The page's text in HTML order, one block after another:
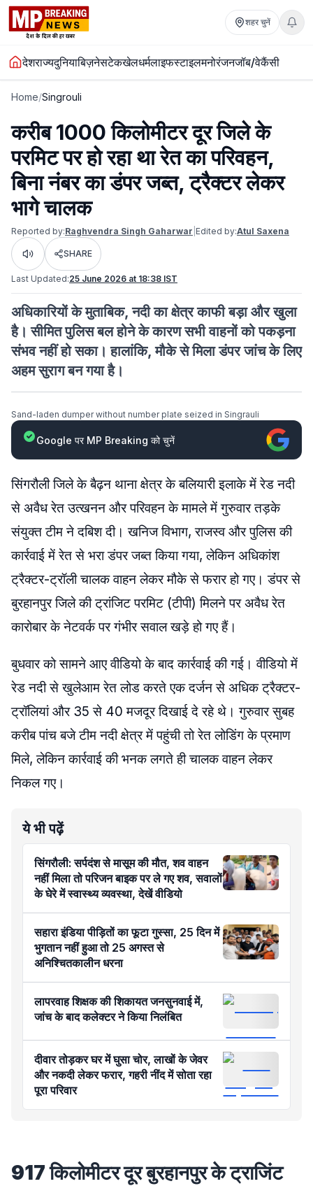
शहर चुनें
देशराज्यदुनियाबिज़नेसटेकखेलधर्मलाइफस्टाइलमनोरंजनजॉब/वेकैंसी
Home/Singrouli
करीब 1000 किलोमीटर दूर जिले के
परमिट पर हो रहा था रेत का परिवहन,
बिना नंबर का डंपर जब्त, ट्रैक्टर लेकर
भागे चालक
Reported by:Raghvendra Singh Gaharwar Edited by:Atul Saxena
Listen SHARE
Last Updated:25 June 2026 at 18:38 IST
अधिकारियों के मुताबिक, नदी का क्षेत्र काफी बड़ा और खुला
है। सीमित पुलिस बल होने के कारण सभी वाहनों को पकड़ना
संभव नहीं हो सका। हालांकि, मौके से मिला डंपर जांच के लिए
अहम सुराग बन गया है।
Sand-laden dumper without number plate seized in Singrauli
Google पर MP Breaking को चुनें
सिंगरौली जिले के बैढ़न थाना क्षेत्र के बलियारी इलाके में रेड नदी
से अवैध रेत उत्खनन और परिवहन के मामले में गुरुवार तड़के
संयुक्त टीम ने दबिश दी। खनिज विभाग, राजस्व और पुलिस की
कार्रवाई में रेत से भरा डंपर जब्त किया गया, लेकिन अधिकांश
ट्रैक्टर-ट्रॉली चालक वाहन लेकर मौके से फरार हो गए। डंपर से
बुरहानपुर जिले की ट्रांजिट परमिट (टीपी) मिलने पर अवैध रेत
कारोबार के नेटवर्क पर गंभीर सवाल खड़े हो गए हैं।
बुधवार को सामने आए वीडियो के बाद कार्रवाई की गई। वीडियो में
रेड नदी से खुलेआम रेत लोड करते एक दर्जन से अधिक ट्रैक्टर-
ट्रॉलियां और 35 से 40 मजदूर दिखाई दे रहे थे। गुरुवार सुबह
करीब पांच बजे टीम नदी क्षेत्र में पहुंची तो रेत लोडिंग के प्रमाण
मिले, लेकिन कार्रवाई की भनक लगते ही चालक वाहन लेकर
निकल गए।
ये भी पढ़ें
सिंगरौली: सर्पदंश से मासूम की मौत, शव वाहन
नहीं मिला तो परिजन बाइक पर ले गए शव, सवालों
के घेरे में स्वास्थ्य व्यवस्था, देखें वीडियो
सहारा इंडिया पीड़ितों का फूटा गुस्सा, 25 दिन में
भुगतान नहीं हुआ तो 25 अगस्त से
अनिश्चितकालीन धरना
लापरवाह शिक्षक की शिकायत जनसुनवाई में,
जांच के बाद कलेक्टर ने किया निलंबित
दीवार तोड़कर घर में घुसा चोर, लाखों के जेवर
और नकदी लेकर फरार, गहरी नींद में सोता रहा
पूरा परिवार
917 किलोमीटर दूर बुरहानपुर के ट्राजिंट